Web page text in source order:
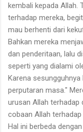
kembali kepada Allah.
terhadap mereka,
mau berhenti dari
Bahkan mereka
dan penderitaan, lalu
seperti yang dialami
Karena
perputaran masa."
urusan Allah terhadap
cobaan Allah
Hal ini berbeda